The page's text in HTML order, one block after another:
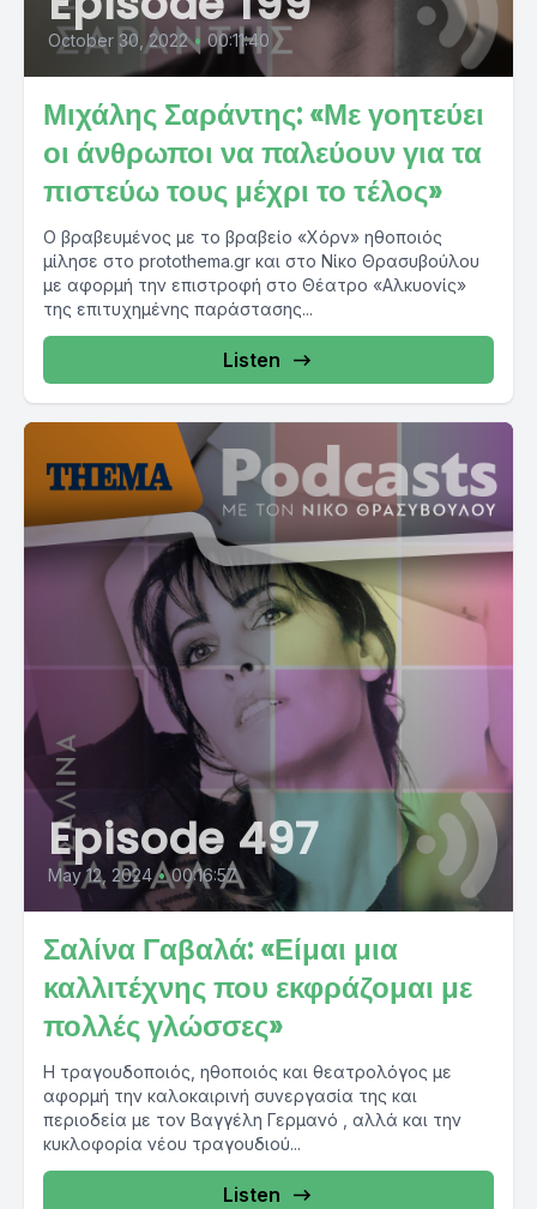
October 30, 2022 • 00:11:40
Μιχάλης Σαράντης: «Με γοητεύει
οι άνθρωποι να παλεύουν για τα
πιστεύω τους μέχρι το τέλος»
Ο βραβευμένος με το βραβείο «Χόρν» ηθοποιός
μίλησε στο protothema.gr και στο Νίκο Θρασυβούλου
με αφορμή την επιστροφή στο Θέατρο «Αλκυονίς»
της επιτυχημένης παράστασης...
Listen
Episode 497
May 12, 2024 • 00:16:57
Σαλίνα Γαβαλά: «Είμαι μια
καλλιτέχνης που εκφράζομαι με
πολλές γλώσσες»
Η τραγουδοποιός, ηθοποιός και θεατρολόγος με
αφορμή την καλοκαιρινή συνεργασία της και
περιοδεία με τον Βαγγέλη Γερμανό , αλλά και την
κυκλοφορία νέου τραγουδιού...
Listen